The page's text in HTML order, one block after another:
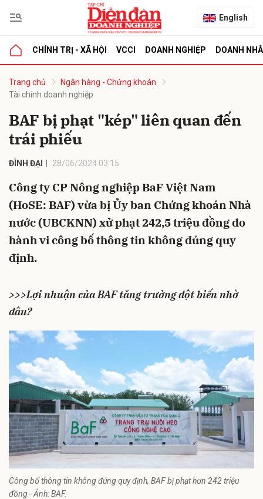
English
CHÍNH TRỊ - XÃ HỘI VCCI DOANH NGHIỆP DOANH
Trang chủ
Ngân hàng - Chứng khoán
Tài chính doanh nghiệp
BAF bị phạt "kép" liên quan đến
trái phiếu
ĐÌNH ĐẠI 28/06/2024 03:15
Công ty CP Nông nghiệp BaF Việt Nam
(HoSE: BAF) vừa bị Ủy ban Chứng khoán Nhà
nước (UBCKNN) xử phạt 242,5 triệu đồng do
hành vi công bố thông tin không đúng quy
định.
>>>Lợi nhuận của BAF tăng trưởng đột biến nhờ
đâu?
Công bố thông tin không đúng quy định, BAF bị phạt hơn 242 triệu
đồng - Ảnh: BAF.
luận